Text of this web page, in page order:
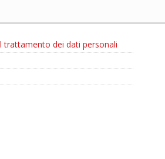
trattamento dei dati personali